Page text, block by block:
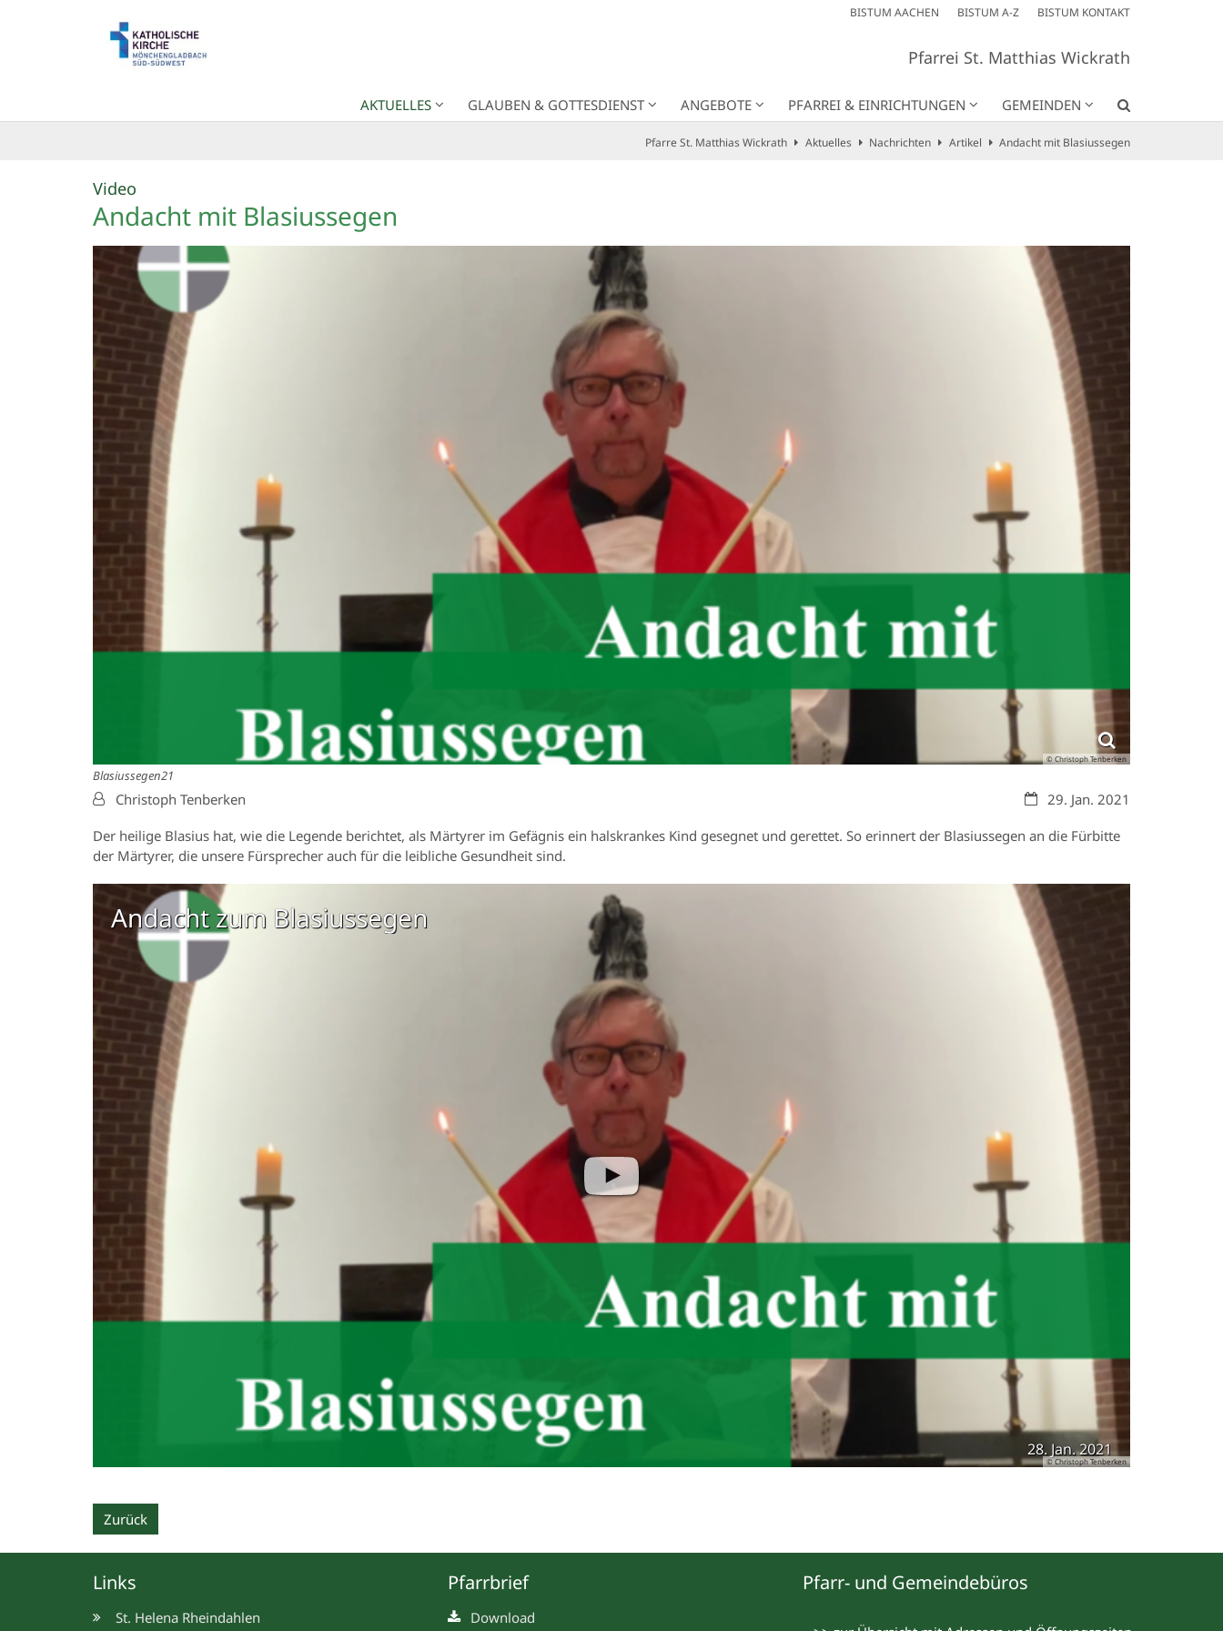
BISTUM AACHEN BISTUM A-Z BISTUM KONTAKT
Pfarrei St. Matthias Wickrath
AKTUELLES GLAUBEN & GOTTESDIENST ANGEBOTE PFARREI & EINRICHTUNGEN GEMEINDEN
Pfarre St. Matthias Wickrath Aktuelles Nachrichten Artikel Andacht mit Blasiussegen
Video
Andacht mit Blasiussegen
© Christoph Tenberken
Blasiussegen21
Datum:29. Jan. 2021
Von:Christoph Tenberken
Der heilige Blasius hat, wie die Legende berichtet, als Märtyrer im Gefägnis ein halskrankes Kind gesegnet und gerettet. So erinnert der Blasiussegen an die Fürbitte
der Märtyrer, die unsere Fürsprecher auch für die leibliche Gesundheit sind.
Andacht zum Blasiussegen
28. Jan. 2021
© Christoph Tenberken
Zurück
Links
St. Helena Rheindahlen
Pfarrbrief
Download
Pfarr- und Gemeindebüros